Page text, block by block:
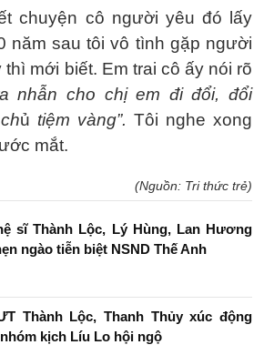
chuyện cô người yêu đó lấy
năm sau tôi vô tình gặp người
mới biết. Em trai cô ấy nói rõ
nhẫn cho chị em đi đổi, đổi
ủ tiệm vàng”. Tôi nghe xong
mắt.
(Nguồn: Tri thức trẻ)
sĩ Thành Lộc, Lý Hùng, Lan Hương
ngào tiễn biệt NSND Thế Anh
Thành Lộc, Thanh Thủy xúc động
kịch Líu Lo hội ngộ